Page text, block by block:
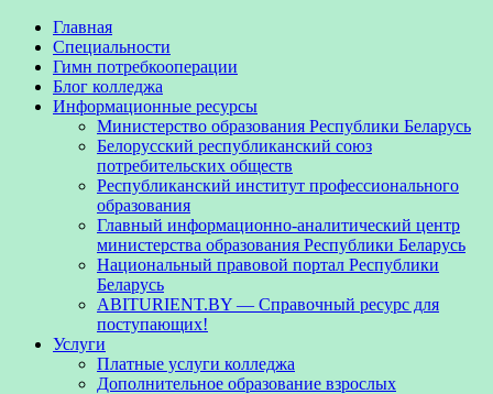
Главная
Специальности
Гимн потребкооперации
Блог колледжа
Информационные ресурсы
Министерство образования Республики Беларусь
Белорусский республиканский союз
потребительских обществ
Республиканский институт профессионального
образования
Главный информационно-аналитический центр
министерства образования Республики Беларусь
Национальный правовой портал Республики
Беларусь
ABITURIENT.BY — Справочный ресурс для
поступающих!
Услуги
Платные услуги колледжа
Дополнительное образование взрослых